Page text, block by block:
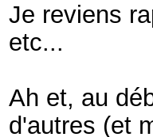
Je reviens
etc...
Ah et, au
d'autres (et